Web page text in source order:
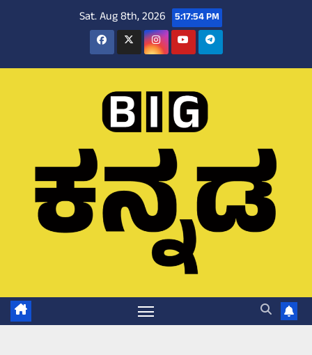
Sat. Aug 8th, 2026 5:17:55 PM